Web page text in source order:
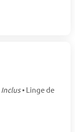
Inclus• Linge de